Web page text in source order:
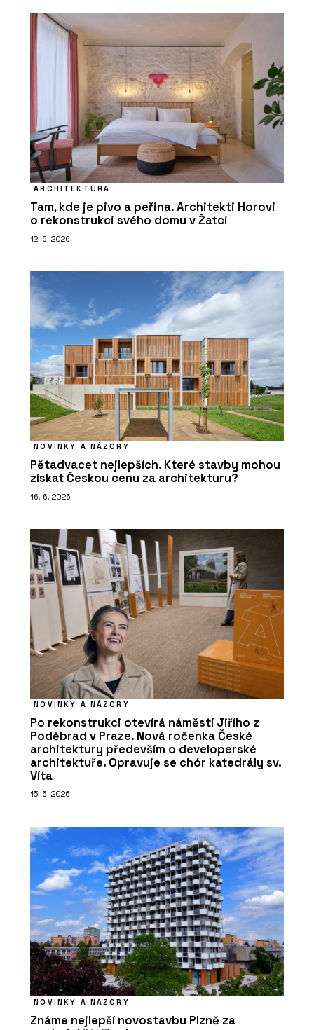
ARCHITEKTURA
Tam, kde je pivo a peřina. Architekti Horovi
o rekonstrukci svého domu v Žatci
12. 6. 2026
NOVINKY A NÁZORY
Pětadvacet nejlepších. Které stavby mohou
získat Českou cenu za architekturu?
16. 6. 2026
NOVINKY A NÁZORY
Po rekonstrukci otevírá náměstí Jiřího z
Poděbrad v Praze. Nová ročenka České
architektury především o developerské
architektuře. Opravuje se chór katedrály sv.
Víta
15. 6. 2026
NOVINKY A NÁZORY
Známe nejlepší novostavbu Plzně za